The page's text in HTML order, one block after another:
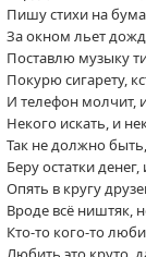
Пишу стихи на
За окном льет
Поставлю музыку
Покурю сигарету,
И телефон молчит,
Некого искать, и
Так не должно
Беру остатки
Опять в кругу
Вроде всё ништяк,
Кто-то кого-то